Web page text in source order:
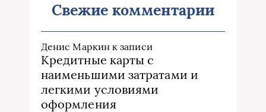
Свежие комментарии
Денис Маркинк записи
Кредитные карты с
наименьшими затратами и
легкими условиями
оформления